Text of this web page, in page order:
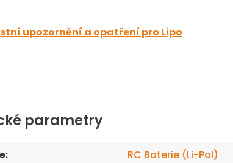
upozornění a opatření pro Lipo
parametry
:
RC Baterie (Li-Pol)